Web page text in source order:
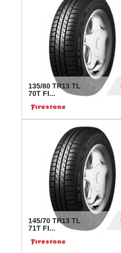
135/80 TR13 TL
70T FI...
145/70 TR13 TL
71T FI...